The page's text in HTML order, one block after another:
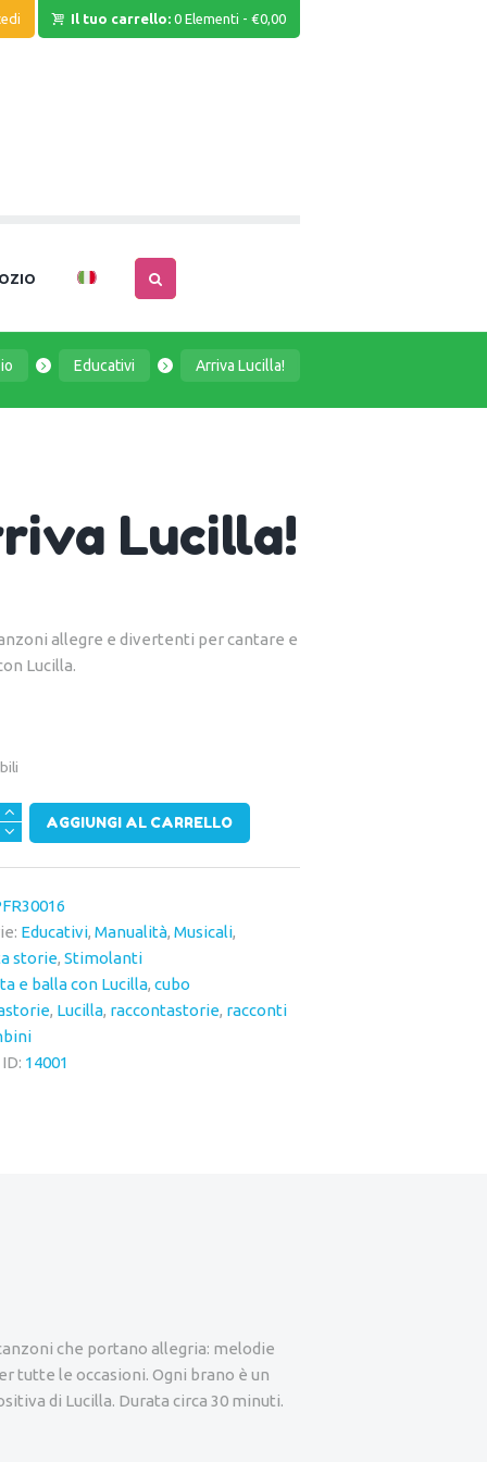
Il tuo carrello: 0 Elementi -€0,00
Educativi Arriva Lucilla!
Lucilla!
allegre e divertenti per cantare e
Lucilla.
AGGIUNGI AL CARRELLO
Educativi, Manualità, Musicali,
storie, Stimolanti
e balla con Lucilla, cubo
, Lucilla, raccontastorie, racconti
14001
che portano allegria: melodie
tutte le occasioni. Ogni brano è un
di Lucilla. Durata circa 30 minuti.